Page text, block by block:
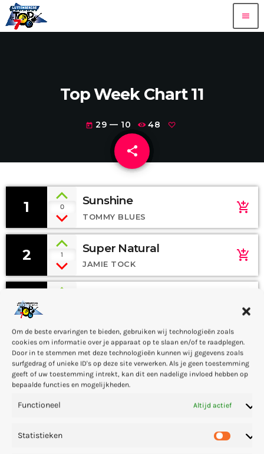
Om de beste ervaringen te bieden, gebruiken wij technologieën zoals
cookies om informatie over je apparaat op te slaan en/of te raadplegen.
Door in te stemmen met deze technologieën kunnen wij gegevens zoals
surfgedrag of unieke ID's op deze site verwerken. Als je geen toestemming
geeft of uw toestemming intrekt, kan dit een nadelige invloed hebben op
bepaalde functies en mogelijkheden.
Functioneel Altijd actief
Statistieken
menu
Top Week Chart 11
today 29 — 10 48
share
email
1 0 Sunshine
TOMMY BLUES
add_shopping_cart
2 1 Super Natural
JAMIE TOCK
add_shopping_cart
3
4 Red
FRANK LEE
add_shopping_cart
Eclipse
6